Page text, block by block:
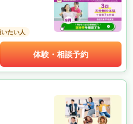
たい人
体験・相談予約